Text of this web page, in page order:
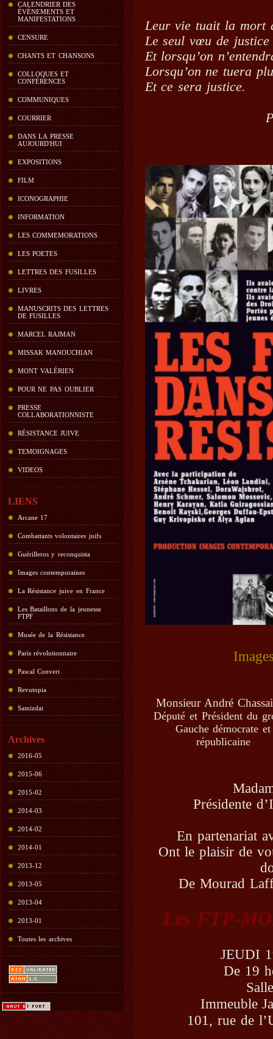
CALENDRIER DES
ÉVÉNEMENTS ET
MANIFESTATIONS
CENSURE
CHANTS ET CHANSONS
COLLOQUES ET
CONFÉRENCES
COMMUNIQUES
COURRIER
DANS LA PRESSE
AUJOURD'HUI
EXPOSITIONS
FILM
ICONOGRAPHIE
INFORMATION
LES COMMEMORATIONS
LES POETES
LETTRES DES FUSILLES
LIVRES
MANUSCRITS DES LETTRES
DE FUSILLES
MARCEL RAJMAN
MISSAK MANOUCHIAN
MONT VALÉRIEN
POUR NE PAS OUBLIER
PRESSE
COLLABORATIONNISTE
RÉSISTANCE JUIVE
TEMOIGNAGES
VIDEOS
LIENS
Arcane 17
Combattants volontaires juifs
Guérilleros y reconquista
Images contemporaines
La Résistance juive en France
Les Bataillons de la jeunesse
FTPF
Musée de la Résistance
Paris révolutionnaire
Pascal Convert
Revutopia
Samizdat
Archives
2016-05
2015-06
2015-02
2014-03
2014-02
2014-01
2013-12
2013-05
2013-04
2013-01
Toutes les archives
Leur vie tuait la mort
Le seul vœu de
Et lorsqu’on
Lorsqu’on ne tuera
Et ce sera justice.
Monsieur André
Député et Président du
Gauche démocrate et
républicaine
Présidente
En partenariat
Ont le plaisir de
De Mourad
Les FTP-
JEUDI
De 19
Immeuble
101, rue de